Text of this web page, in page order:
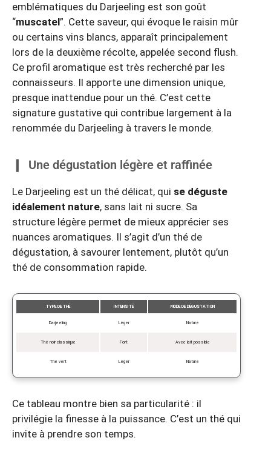
emblématiques du Darjeeling est son goût
“muscatel”. Cette saveur, qui évoque le raisin mûr
ou certains vins blancs, apparaît principalement
lors de la deuxième récolte, appelée second flush.
Ce profil aromatique est très recherché par les
connaisseurs. Il apporte une dimension unique,
presque inattendue pour un thé. C’est cette
signature gustative qui contribue largement à la
renommée du Darjeeling à travers le monde.
Une dégustation légère et raffinée
Le Darjeeling est un thé délicat, qui se déguste
idéalement nature, sans lait ni sucre. Sa
structure légère permet de mieux apprécier ses
nuances aromatiques. Il s’agit d’un thé de
dégustation, à savourer lentement, plutôt qu’un
thé de consommation rapide.
TYPE DE THÉ INTENSITÉ MODE DE DÉGUSTATION
Darjeeling Léger Nature
Thé noir classique Fort Avec lait possible
Thé vert Léger Nature
Ce tableau montre bien sa particularité : il
privilégie la finesse à la puissance. C’est un thé qui
invite à prendre son temps.